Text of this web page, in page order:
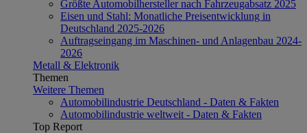
Größte Automobilhersteller nach Fahrzeugabsatz 2025
Eisen und Stahl: Monatliche Preisentwicklung in
Deutschland 2025-2026
Auftragseingang im Maschinen- und Anlagenbau 2024-
2026
Metall & Elektronik
Themen
Weitere Themen
Automobilindustrie Deutschland - Daten & Fakten
Automobilindustrie weltweit - Daten & Fakten
Top Report